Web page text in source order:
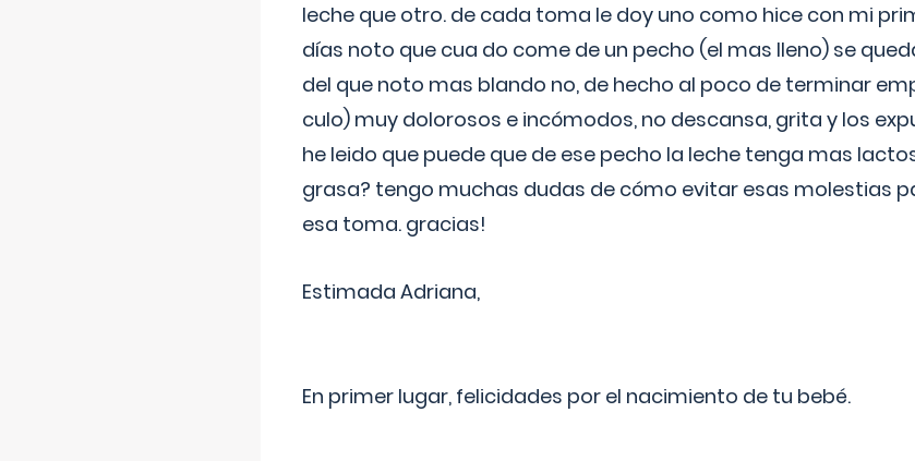
leche que otro. de cada toma le doy uno como hice con mi
días noto que cua do come de un pecho (el mas lleno) se
del que noto mas blando no, de hecho al poco de terminar
culo) muy dolorosos e incómodos, no descansa, grita y los
he leido que puede que de ese pecho la leche tenga mas
grasa? tengo muchas dudas de cómo evitar esas molestias
esa toma. gracias!
Estimada Adriana,
En primer lugar, felicidades por el nacimiento de tu bebé.